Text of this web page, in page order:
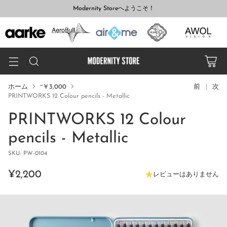
Modernity Storeへようこそ！
ホーム
~￥3,000
PRINTWORKS 12 Colour pencils - Metallic
前 次
PRINTWORKS 12 Colour
pencils - Metallic
SKU: PW-0104
常
¥2,200 レビューはありません